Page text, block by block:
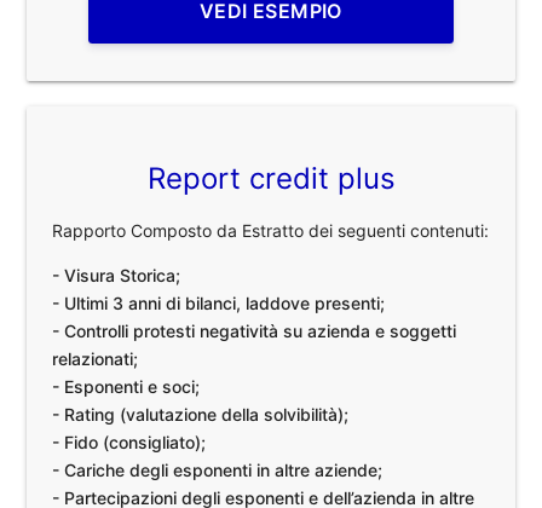
VEDI ESEMPIO
Report credit plus
Rapporto Composto da Estratto dei seguenti contenuti:
- Visura Storica;
- Ultimi 3 anni di bilanci, laddove presenti;
- Controlli protesti negatività su azienda e soggetti
relazionati;
- Esponenti e soci;
- Rating (valutazione della solvibilità);
- Fido (consigliato);
- Cariche degli esponenti in altre aziende;
- Partecipazioni degli esponenti e dell’azienda in altre